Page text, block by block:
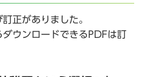
正がありました。
ウンロードできるPDFは訂